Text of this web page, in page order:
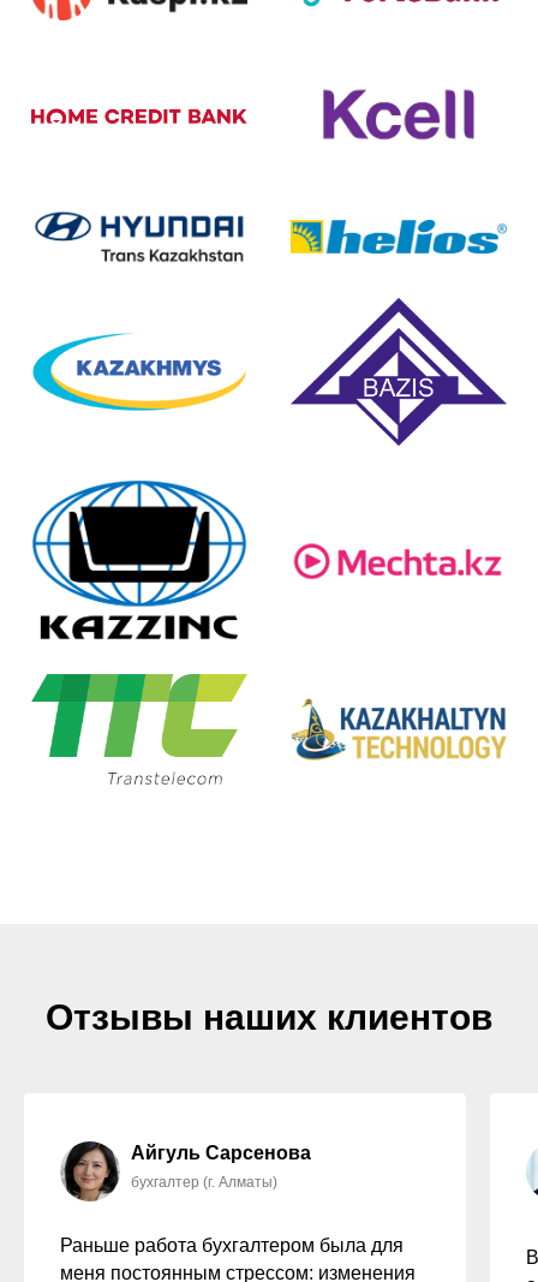
Отзывы наших клиентов
Айгуль Сарсенова
бухгалтер (г. Алматы)
Раньше работа бухгалтером была для
меня постоянным стрессом: изменения